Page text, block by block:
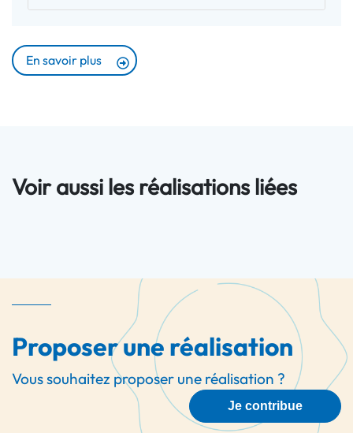
En savoir plus
Voir aussi les réalisations liées
Proposer une réalisation
Vous souhaitez proposer une réalisation ?
Je contribue